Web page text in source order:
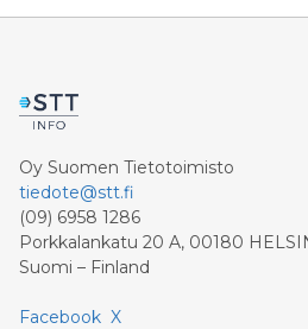
Oy Suomen Tietotoimisto
tiedote@stt.fi
(09) 6958 1286
Porkkalankatu 20 A, 00180
Suomi – Finland
Facebook X